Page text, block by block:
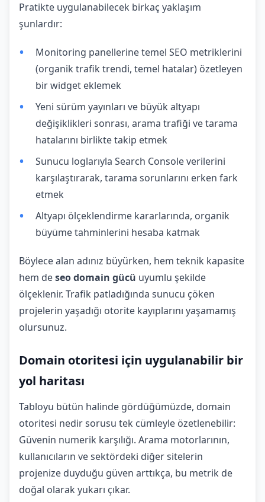
Pratikte uygulanabilecek birkaç yaklaşım
şunlardır:
Monitoring panellerine temel SEO metriklerini
(organik trafik trendi, temel hatalar) özetleyen
bir widget eklemek
Yeni sürüm yayınları ve büyük altyapı
değişiklikleri sonrası, arama trafiği ve tarama
hatalarını birlikte takip etmek
Sunucu loglarıyla Search Console verilerini
karşılaştırarak, tarama sorunlarını erken fark
etmek
Altyapı ölçeklendirme kararlarında, organik
büyüme tahminlerini hesaba katmak
Böylece alan adınız büyürken, hem teknik kapasite
hem deseo domain gücü uyumlu şekilde
ölçeklenir. Trafik patladığında sunucu çöken
projelerin yaşadığı otorite kayıplarını yaşamamış
olursunuz.
Domain otoritesi için uygulanabilir bir
yol haritası
Tabloyu bütün halinde gördüğümüzde, domain
otoritesi nedir sorusu tek cümleyle özetlenebilir:
Güvenin numerik karşılığı. Arama motorlarının,
kullanıcıların ve sektördeki diğer sitelerin
projenize duyduğu güven arttıkça, bu metrik de
doğal olarak yukarı çıkar.